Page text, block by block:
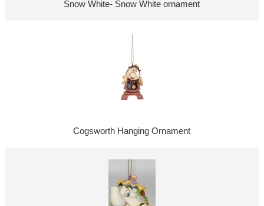
Snow White- Snow White ornament
Cogsworth Hanging Ornament